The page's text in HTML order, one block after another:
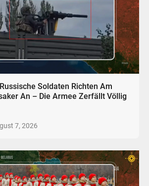
Soldaten Richten Am
An – Die Armee Zerfällt Völlig
7, 2026